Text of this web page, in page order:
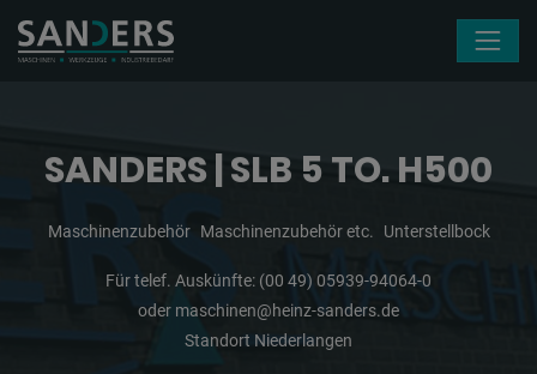
SANDERS | SLB 5 TO. H500
Maschinenzubehör Maschinenzubehör etc. Unterstellbock
Für telef. Auskünfte: (00 49) 05939-94064-0
oder maschinen@heinz-sanders.de
Standort Niederlangen